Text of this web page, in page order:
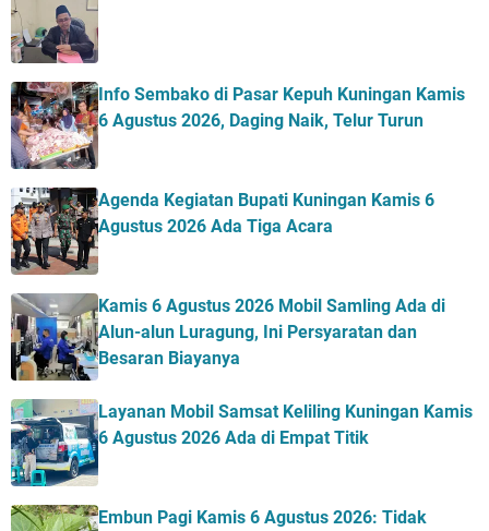
Info Sembako di Pasar Kepuh Kuningan Kamis
6 Agustus 2026, Daging Naik, Telur Turun
Agenda Kegiatan Bupati Kuningan Kamis 6
Agustus 2026 Ada Tiga Acara
Kamis 6 Agustus 2026 Mobil Samling Ada di
Alun-alun Luragung, Ini Persyaratan dan
Besaran Biayanya
Layanan Mobil Samsat Keliling Kuningan Kamis
6 Agustus 2026 Ada di Empat Titik
Embun Pagi Kamis 6 Agustus 2026: Tidak